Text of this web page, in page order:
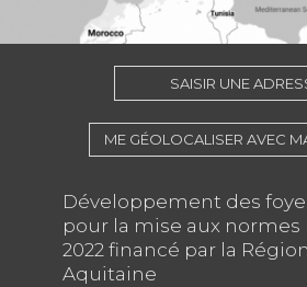
SAISIR UNE
ME GÉOLOCALISER AVEC
Développement des
pour la mise aux normes
2022 financé par la
Aquitaine